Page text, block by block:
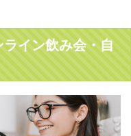
イン飲み会・自